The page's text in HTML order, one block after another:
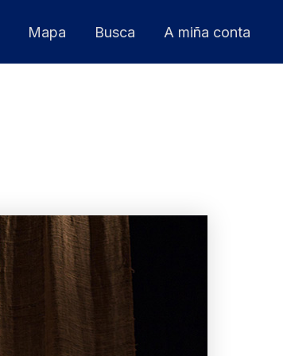
Mapa Busca A miña conta